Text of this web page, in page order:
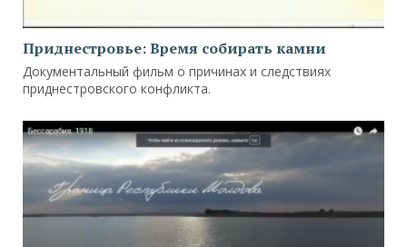
Приднестровье: Время собирать камни
Документальный фильм о причинах и следствиях
приднестровского конфликта.